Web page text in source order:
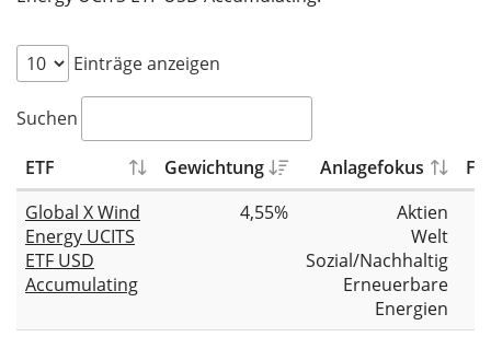
Einträge anzeigen
Suchen
ETF Gewichtung Anlagefokus
Global X Wind
Energy UCITS
ETF USD
Accumulating
4,55%
Aktien
Welt
Sozial/Nachhaltig
Erneuerbare
Energien